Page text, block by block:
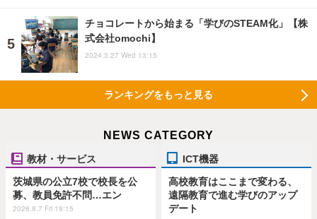
チョコレートから始まる「学びのSTEAM化」【株
式会社omochi】
2024.3.27 Wed 13:15
ランキングをもっと見る
NEWS CATEGORY
教材・サービス
茨城県の公立7校で校長を公
募、教員免許不問…エン
2026.8.7 Fri 19:15
ICT機器
高校教育はここまで変わる、
遠隔教育で進む学びのアップ
デート